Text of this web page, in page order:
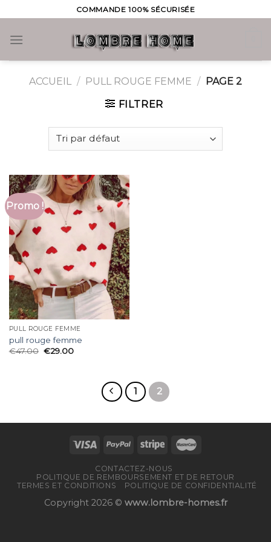
to
content
COMMANDE 100% SÉCURISÉE
ACCUEIL / PULL ROUGE FEMME / PAGE 2
FILTRER
Promo !
PULL ROUGE FEMME
pull rouge femme
€47.00 €29.00
1 2
CONTACTEZ-NOUS
POLITIQUE DE REMBOURSEMENT ET DE RETOUR
TERMES ET CONDITIONS
POLITIQUE DE CONFIDENTIALITÉ
Copyright 2026 © www.lombre-homes.fr